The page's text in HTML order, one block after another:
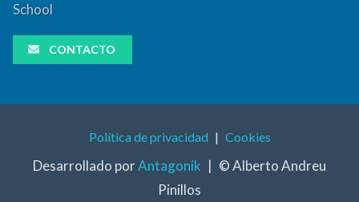
School
CONTACTO
Política de privacidad | Cookies
Desarrollado porAntagonik | © Alberto Andreu
Pinillos